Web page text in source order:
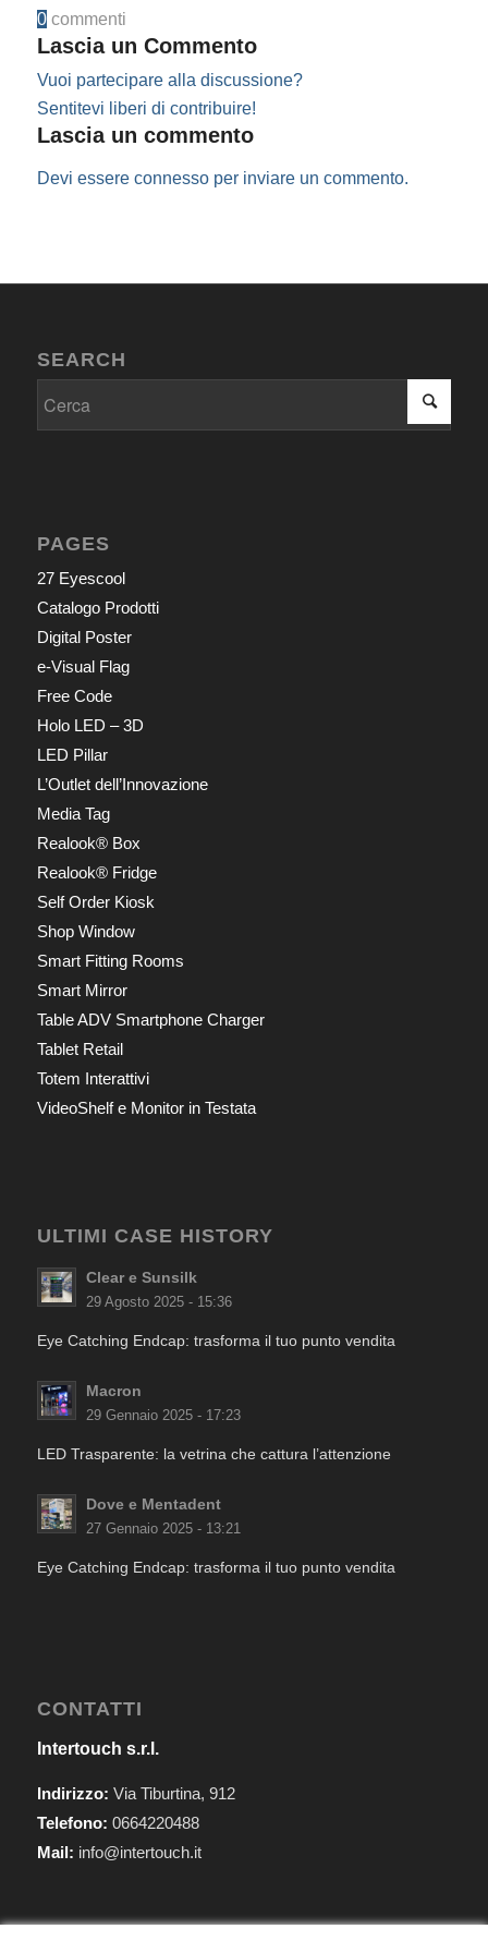
0 commenti
Lascia un Commento
Vuoi partecipare alla discussione?
Sentitevi liberi di contribuire!
Lascia un commento
Devi essere connessoper inviare un commento.
SEARCH
PAGES
27 Eyescool
Catalogo Prodotti
Digital Poster
e-Visual Flag
Free Code
Holo LED – 3D
LED Pillar
L’Outlet dell’Innovazione
Media Tag
Realook® Box
Realook® Fridge
Self Order Kiosk
Shop Window
Smart Fitting Rooms
Smart Mirror
Table ADV Smartphone Charger
Tablet Retail
Totem Interattivi
VideoShelf e Monitor in Testata
ULTIMI CASE HISTORY
Clear e Sunsilk
29 Agosto 2025 - 15:36
Eye Catching Endcap: trasforma il tuo punto vendita
Macron
29 Gennaio 2025 - 17:23
LED Trasparente: la vetrina che cattura l’attenzione
Dove e Mentadent
27 Gennaio 2025 - 13:21
Eye Catching Endcap: trasforma il tuo punto vendita
CONTATTI
Intertouch s.r.l.
Indirizzo: Via Tiburtina, 912
Telefono: 0664220488
Mail: info@intertouch.it